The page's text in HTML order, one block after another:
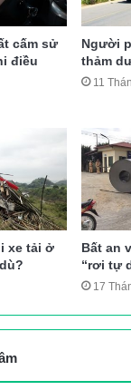
số vị trí cơ bản
trượt xuống vẫn
trượt xuống mặt
múc dọn đất đá
cấm sử
điều
Người
thảm
11
xe tải ở
Bất an
“rơi tự
17